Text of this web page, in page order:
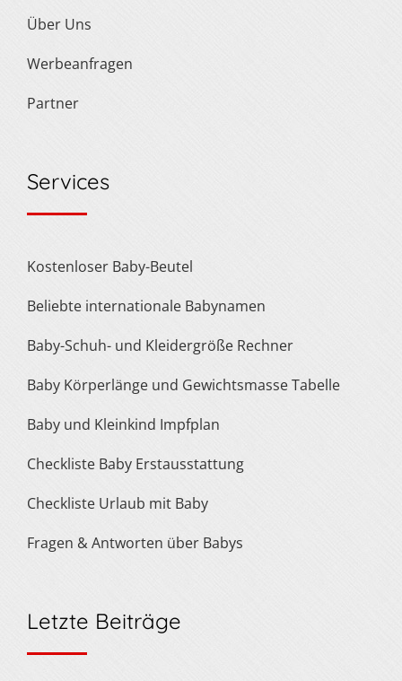
Über Uns
Werbeanfragen
Partner
Services
Kostenloser Baby-Beutel
Beliebte internationale Babynamen
Baby-Schuh- und Kleidergröße Rechner
Baby Körperlänge und Gewichtsmasse Tabelle
Baby und Kleinkind Impfplan
Checkliste Baby Erstausstattung
Checkliste Urlaub mit Baby
Fragen & Antworten über Babys
Letzte Beiträge